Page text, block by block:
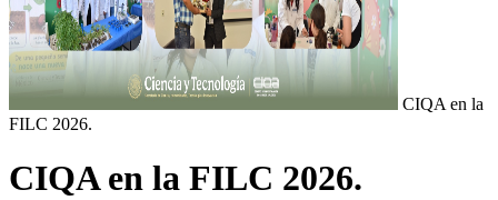
CIQA en la
FILC 2026.
CIQA en la FILC 2026.